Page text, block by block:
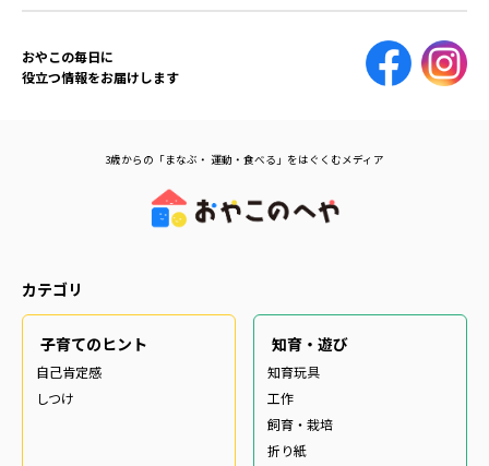
おやこの毎日に
役立つ情報をお届けします
3歳からの「まなぶ・ 運動・食べる」をはぐくむメディア
カテゴリ
子育てのヒント
自己肯定感
しつけ
知育・遊び
知育玩具
工作
飼育・栽培
折り紙